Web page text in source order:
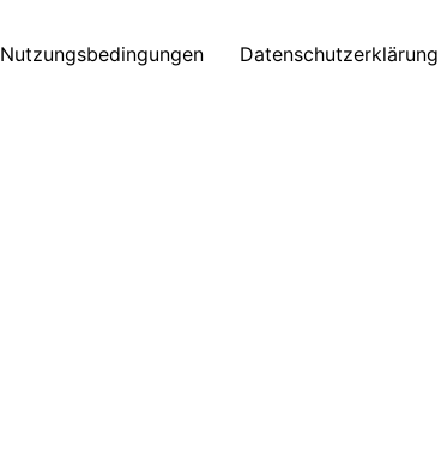
Nutzungsbedingungen Datenschutzerklärung